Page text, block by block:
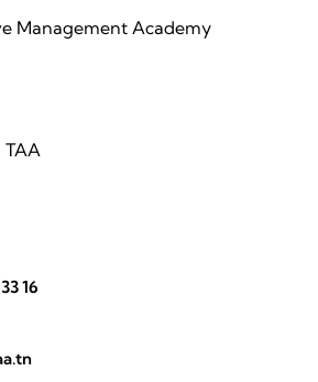
Management Academy
TAA
16